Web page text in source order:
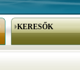
KERESŐK